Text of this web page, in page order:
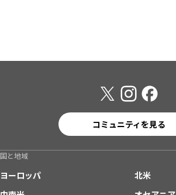
コミュニティを見る
国と地域
ヨーロッパ
北米